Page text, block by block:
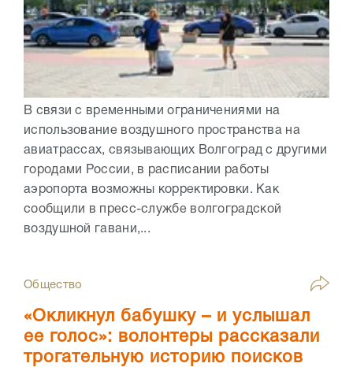
В связи с временными ограничениями на
использование воздушного пространства на
авиатрассах, связывающих Волгоград с другими
городами России, в расписании работы
аэропорта возможны корректировки. Как
сообщили в пресс-службе волгоградской
воздушной гавани,...
Общество
«Окликнул бабушку – и услышал
ее голос»: волонтеры рассказали
трогательную историю поисков